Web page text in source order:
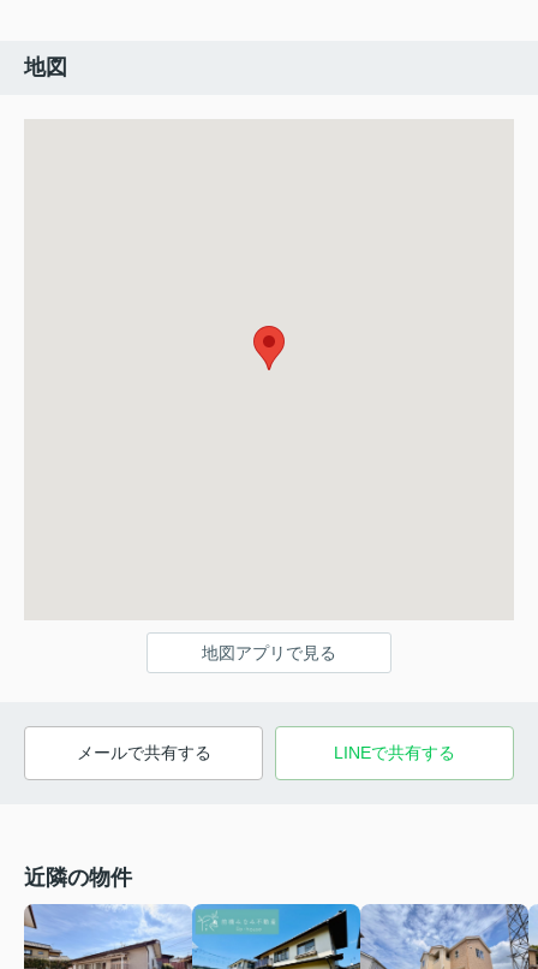
地図
地図アプリで見る
メールで共有する LINEで共有する
近隣の物件